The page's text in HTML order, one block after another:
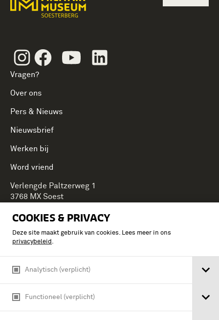
COOKIES & PRIVACY
Deze site maakt gebruik van cookies. Lees meer in ons
privacybeleid .
Analytisch (verplicht)
Functioneel (verplicht)
InstagramFacebookYoutube
Vragen?
Over ons
Pers & Nieuws
Nieuwsbrief
Werken bij
Word vriend
Verlengde Paltzerweg 1
3768 MX Soest
Onderdeel van Stichting Koninklijke Defensiemusea,